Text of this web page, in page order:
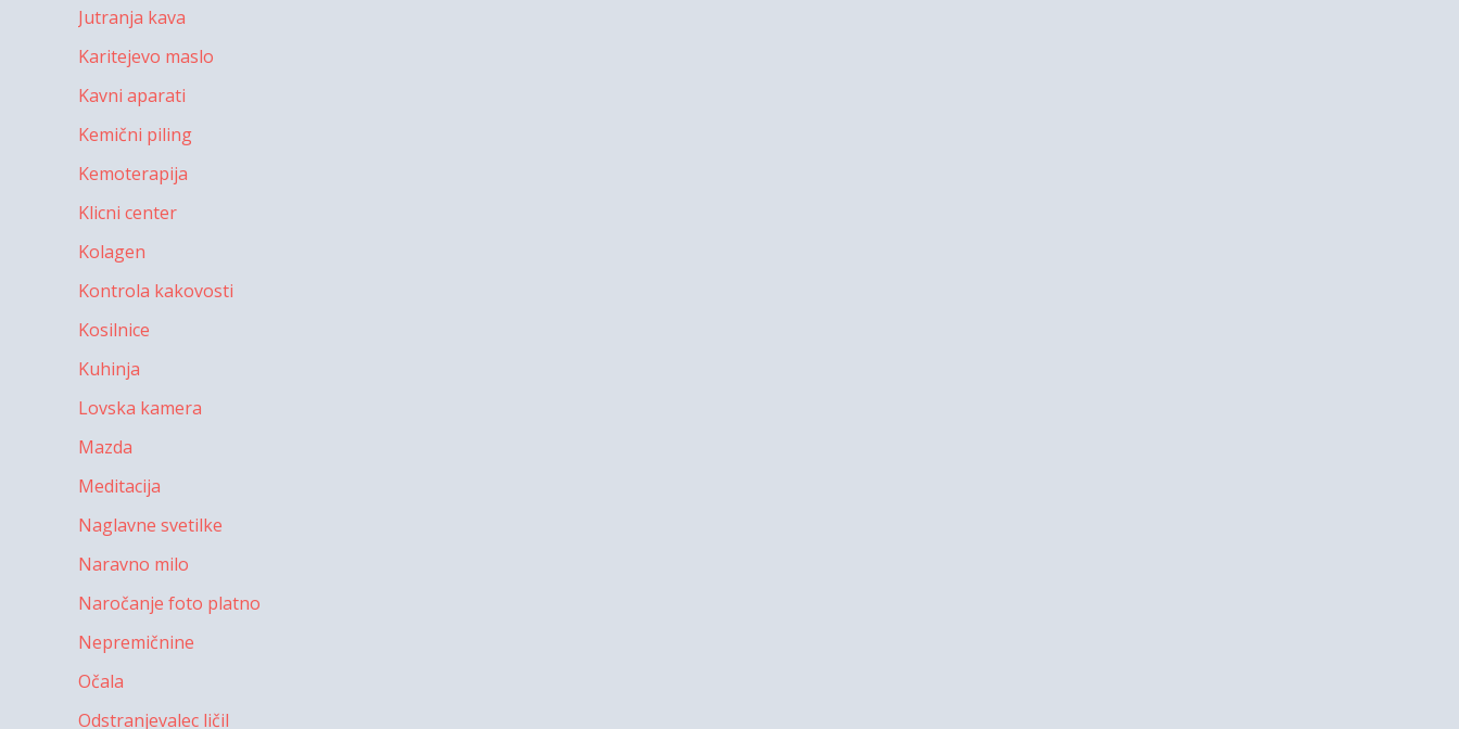
Jutranja kava
Karitejevo maslo
Kavni aparati
Kemični piling
Kemoterapija
Klicni center
Kolagen
Kontrola kakovosti
Kosilnice
Kuhinja
Lovska kamera
Mazda
Meditacija
Naglavne svetilke
Naravno milo
Naročanje foto platno
Nepremičnine
Očala
Odstranjevalec ličil